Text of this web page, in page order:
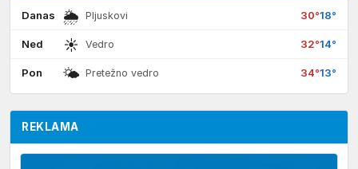
Danas 🌦 Pljuskovi 30°18°
Ned ☀ Vedro 32°14°
Pon 🌤 Pretežno vedro 34°13°
REKLAMA